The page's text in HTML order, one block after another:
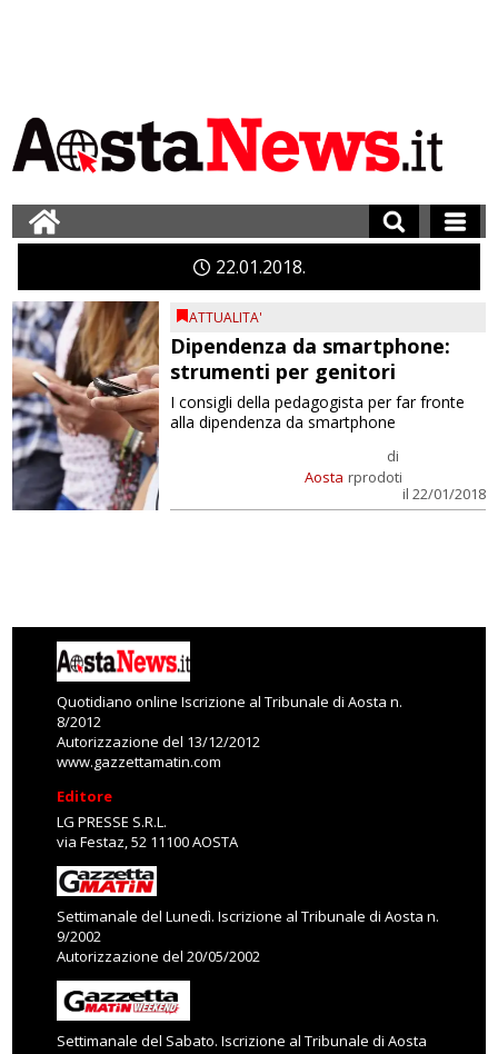
2201 2018
ATTUALITA'
Dipendenza da smartphone:
strumenti per genitori
Aosta
di
rprodoti
il 22/01/2018
I consigli della pedagogista per far fronte
alla dipendenza da smartphone
Quotidiano online Iscrizione al Tribunale di Aosta n.
8/2012
Autorizzazione del 13/12/2012
www.gazzettamatin.com
Editore
LG PRESSE S.R.L.
via Festaz, 52 11100 AOSTA
Settimanale del Lunedì. Iscrizione al Tribunale di Aosta n.
9/2002
Autorizzazione del 20/05/2002
Settimanale del Sabato. Iscrizione al Tribunale di Aosta